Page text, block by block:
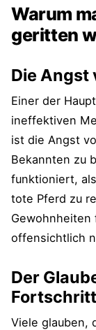
Warum
geritten
Die Angst
Einer der
ineffektiven
ist die Angst
Bekannten zu
funktioniert,
tote Pferd zu
offensichtlich
Der
Fortschritt
Viele glauben,